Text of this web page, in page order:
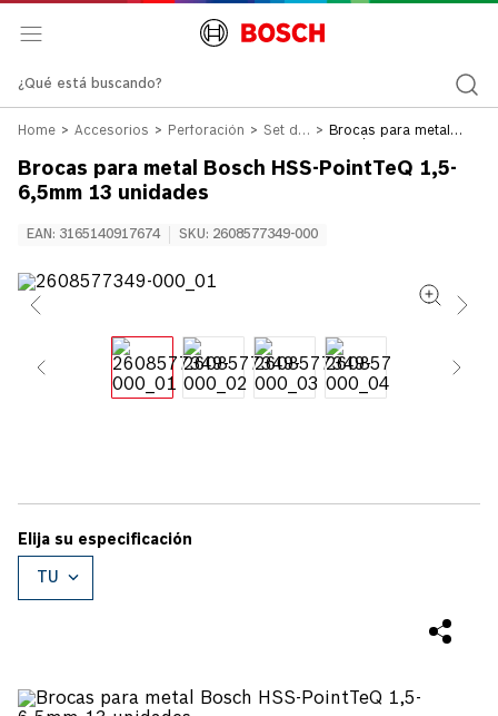
Accesorios Perforación
Set de
Brocas para metal
1,5-6,5mm 13
unidades
Brocas para metal Bosch HSS-PointTeQ 1,5-
6,5mm 13 unidades
EAN : 3165140917674 SKU: 2608577349-000
TU